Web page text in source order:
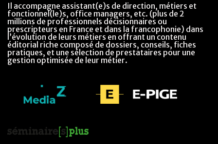
Il accompagne assistant(e)s de direction, métiers et
fonctionnel(le)s, office managers, etc. (plus de 2
millions de professionnels décisionnaires ou
prescripteurs en France et dans la francophonie) dans
l’évolution de leurs métiers en offrant un contenu
éditorial riche composé de dossiers, conseils, fiches
pratiques, et une sélection de prestataires pour une
gestion optimisée de leur métier.